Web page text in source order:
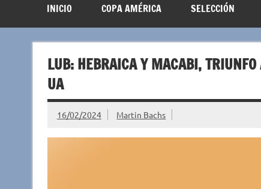
INICIO COPA AMÉRICA SELECCIÓN
LUB: HEBRAICA Y MACABI,
UA
16/02/2024 Martin Bachs